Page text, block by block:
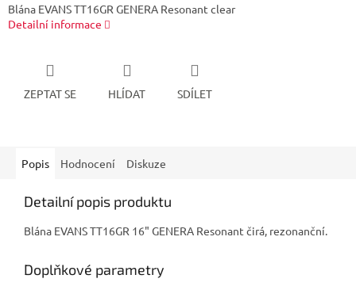
Blána EVANS TT16GR GENERA Resonant clear
Detailní informace
ZEPTAT SE HLÍDAT SDÍLET
Popis Hodnocení Diskuze
Detailní popis produktu
Blána EVANS TT16GR 16" GENERA Resonant čirá, rezonanční.
Doplňkové parametry